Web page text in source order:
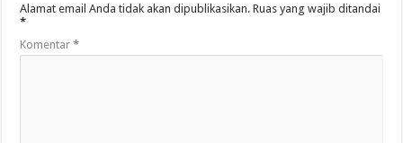
Alamat email Anda tidak akan dipublikasikan. Ruas yang wajib ditandai
*
Komentar*